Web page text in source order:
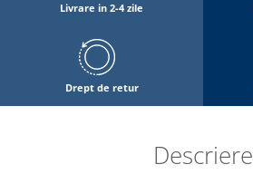
Livrare in 2-4 zile
Drept de retur
Descriere